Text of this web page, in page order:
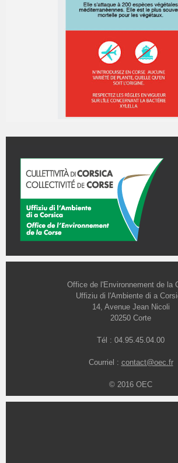
Office de l'Environnement de la
Uffiziu di l'Ambiente di a
14, Avenue Jean Nicoli
20250 Corte
Tél : 04.95.45.04.00
Courriel : contact@oec.fr
© 2016 OEC